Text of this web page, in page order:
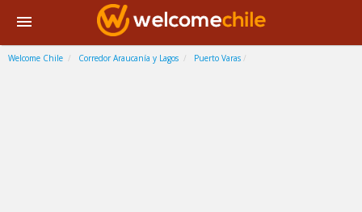
Welcome Chile Corredor Araucanía y Lagos Puerto Varas